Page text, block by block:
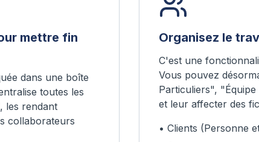
mettre fin
dans une boîte
toutes les
les rendant
collaborateurs
Organisez le
C'est une
Vous pouvez
Particuliers",
et leur affecter des
• Clients (Personne